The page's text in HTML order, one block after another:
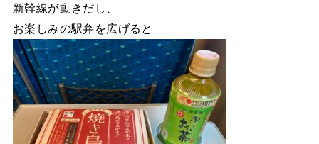
新幹線が動きだし、
お楽しみの駅弁を広げると